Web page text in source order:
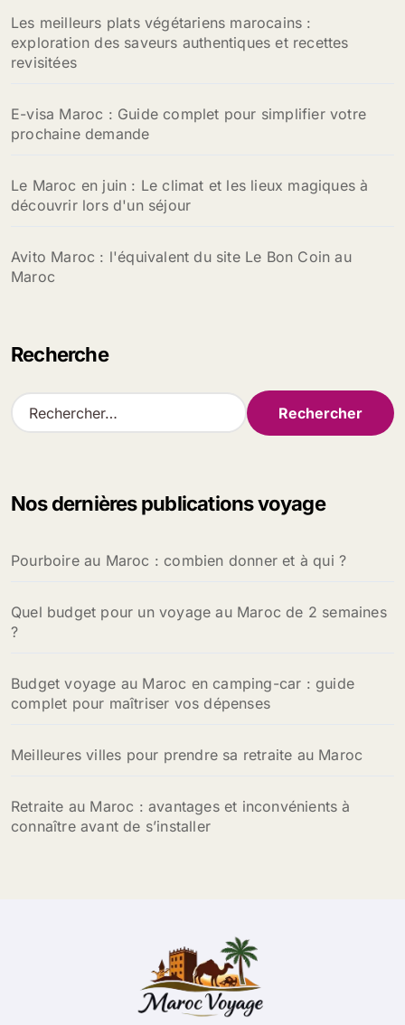
Les meilleurs plats végétariens marocains :
exploration des saveurs authentiques et recettes
revisitées
E-visa Maroc : Guide complet pour simplifier votre
prochaine demande
Le Maroc en juin : Le climat et les lieux magiques à
découvrir lors d'un séjour
Avito Maroc : l'équivalent du site Le Bon Coin au
Maroc
Recherche
R
e
r
e
:
Nos dernières publications voyage
Pourboire au Maroc : combien donner et à qui ?
Quel budget pour un voyage au Maroc de 2 semaines
?
Budget voyage au Maroc en camping-car : guide
complet pour maîtriser vos dépenses
Meilleures villes pour prendre sa retraite au Maroc
Retraite au Maroc : avantages et inconvénients à
connaître avant de s’installer